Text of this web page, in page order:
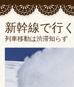
新幹線で行
列車移動は渋滞知らず